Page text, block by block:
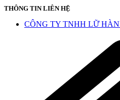
THÔNG TIN LIÊN HỆ
CÔNG TY TNHH LỮ